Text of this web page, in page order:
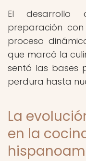
El desarrollo
preparación
proceso
que marcó la
sentó las bases
perdura hasta
La
en la